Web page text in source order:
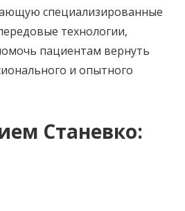
специализированные
технологии,
пациентам вернуть
и опытного
Станевко: